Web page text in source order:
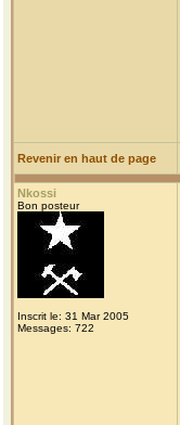
Revenir en haut de page
Nkossi
Bon posteur
Inscrit le: 31 Mar 2005
Messages: 722